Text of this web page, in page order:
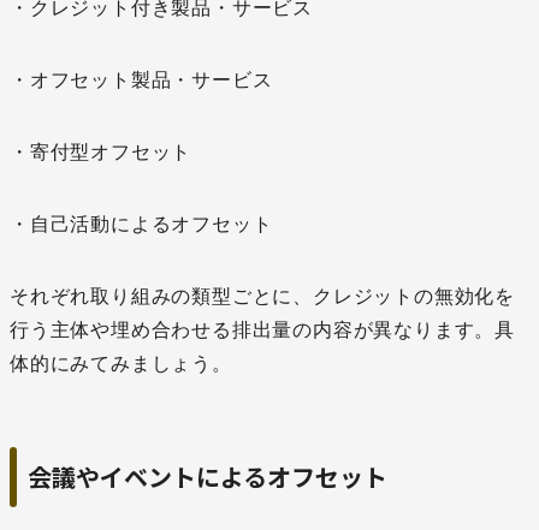
・クレジット付き製品・サービス
・オフセット製品・サービス
・寄付型オフセット
・自己活動によるオフセット
それぞれ取り組みの類型ごとに、クレジットの無効化を
行う主体や埋め合わせる排出量の内容が異なります。具
体的にみてみましょう。
会議やイベントによるオフセット